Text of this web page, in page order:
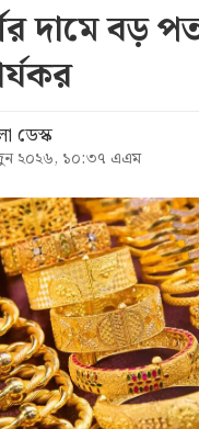
দামে
ডেস্ক
২০২৬, ১০:৩৭ এএম